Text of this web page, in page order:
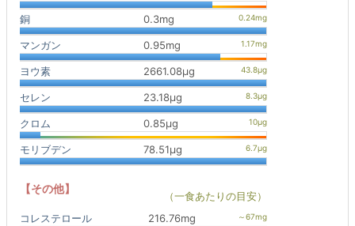
銅 0.3mg
マンガン 0.95mg
ヨウ素 2661.08μg
セレン 23.18μg
クロム 0.85μg
モリブデン 78.51μg
【その他】
（一食あたりの目安）
コレステロール
216.76mg